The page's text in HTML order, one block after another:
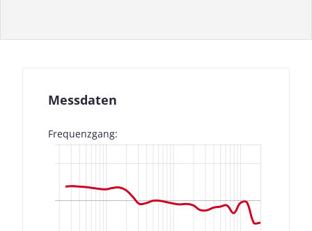
Messdaten
Frequenzgang: